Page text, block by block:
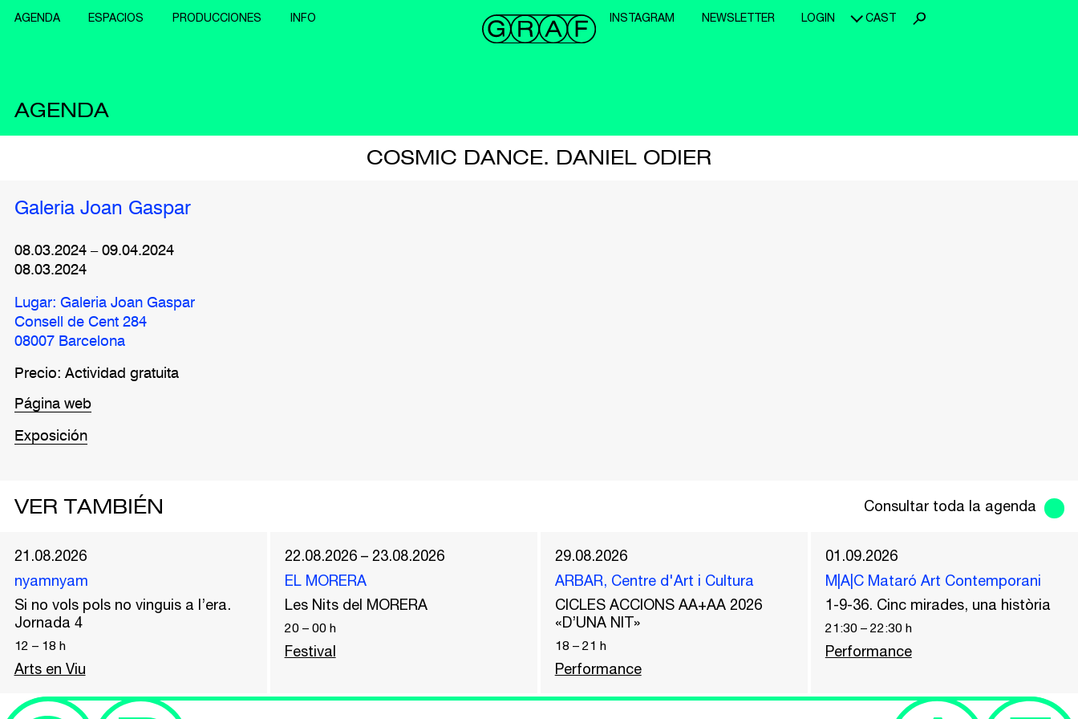
AGENDA ESPACIOS PRODUCCIONES INFO INSTAGRAM NEWSLETTER LOGIN CAST
AGENDA
COSMIC DANCE. DANIEL ODIER
Galeria Joan Gaspar
08.03.2024– 09.04.2024
08.03.2024
Lugar: Galeria Joan Gaspar
Consell de Cent 284
08007 Barcelona
Precio: Actividad gratuita
Página web
Exposición
VER TAMBIÉN Consultar toda la agenda
21.08.2026
nyamnyam
Si no vols pols no vinguis a l’era.
Jornada 4
12 – 18 h
Arts en Viu
22.08.2026 – 23.08.2026
EL MORERA
Les Nits del MORERA
20– 00h
Festival
29.08.2026
ARBAR, Centre d'Art i Cultura
CICLES ACCIONS AA+AA 2026
«D’UNA NIT»
18 – 21 h
Performance
01.09.2026
M|A|C Mataró Art Contemporani
1-9-36. Cinc mirades, una història
21:30– 22:30h
Performance